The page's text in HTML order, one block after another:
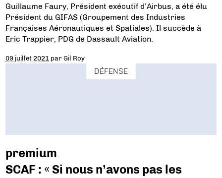
Guillaume Faury, Président exécutif d’Airbus, a été élu
Président du GIFAS (Groupement des Industries
Françaises Aéronautiques et Spatiales). Il succède à
Eric Trappier, PDG de Dassault Aviation.
09 juillet 2021 parGil Roy
DÉFENSE
premium
SCAF : « Si nous n’avons pas les